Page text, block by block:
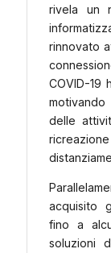
rivela un
rinnovato
COVID-19
motivando
delle
acquisito
fino a
soluzioni